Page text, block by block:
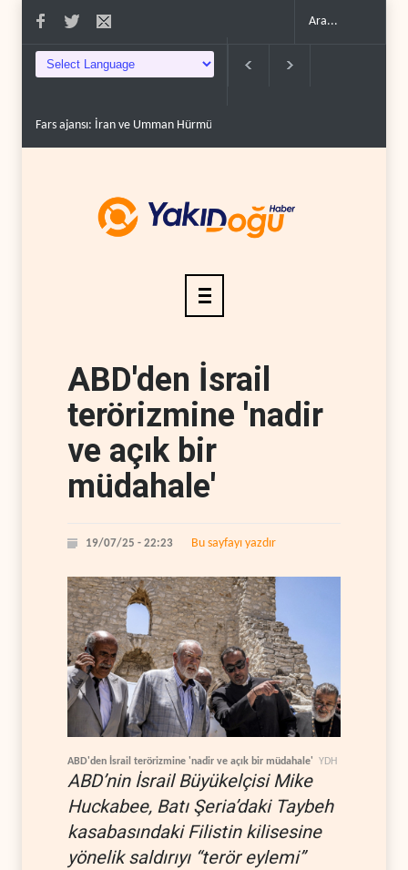
Fars ajansı: İran ve Umman Hürmüz Boğazı için geçiş..
ABD'den İsrail
terörizmine 'nadir
ve açık bir
müdahale'
19/07/25 - 22:23 Bu sayfayı yazdır
ABD'den İsrail terörizmine 'nadir ve açık bir müdahale' YDH
ABD’nin İsrail Büyükelçisi Mike
Huckabee, Batı Şeria’daki Taybeh
kasabasındaki Filistin kilisesine
yönelik saldırıyı “terör eylemi”